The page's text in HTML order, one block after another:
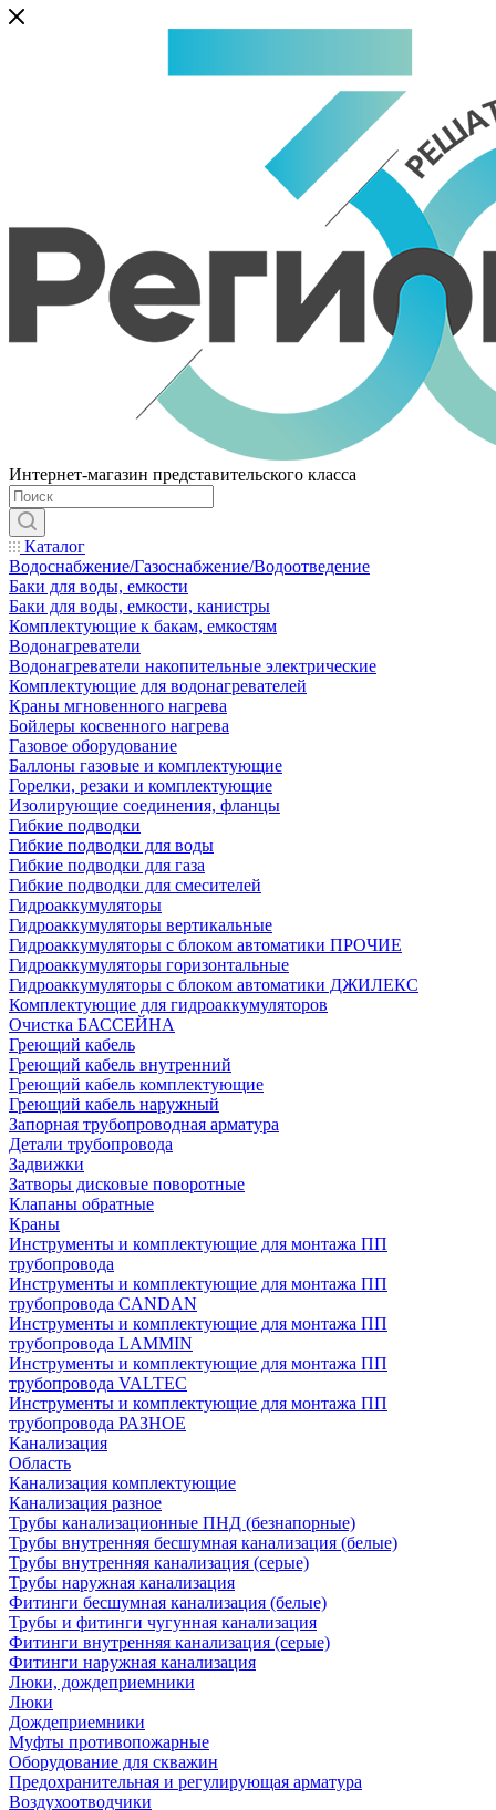
Интернет-магазин представительского класса
Каталог
Водоснабжение/Газоснабжение/Водоотведение
Баки для воды, емкости
Баки для воды, емкости, канистры
Комплектующие к бакам, емкостям
Водонагреватели
Водонагреватели накопительные электрические
Комплектующие для водонагревателей
Краны мгновенного нагрева
Бойлеры косвенного нагрева
Газовое оборудование
Баллоны газовые и комплектующие
Горелки, резаки и комплектующие
Изолирующие соединения, фланцы
Гибкие подводки
Гибкие подводки для воды
Гибкие подводки для газа
Гибкие подводки для смесителей
Гидроаккумуляторы
Гидроаккумуляторы вертикальные
Гидроаккумуляторы с блоком автоматики ПРОЧИЕ
Гидроаккумуляторы горизонтальные
Гидроаккумуляторы с блоком автоматики ДЖИЛЕКС
Комплектующие для гидроаккумуляторов
Очистка БАССЕЙНА
Греющий кабель
Греющий кабель внутренний
Греющий кабель комплектующие
Греющий кабель наружный
Запорная трубопроводная арматура
Детали трубопровода
Задвижки
Затворы дисковые поворотные
Клапаны обратные
Краны
Инструменты и комплектующие для монтажа ПП
трубопровода
Инструменты и комплектующие для монтажа ПП
трубопровода CANDAN
Инструменты и комплектующие для монтажа ПП
трубопровода LAMMIN
Инструменты и комплектующие для монтажа ПП
трубопровода VALTEC
Инструменты и комплектующие для монтажа ПП
трубопровода РАЗНОЕ
Канализация
Область
Канализация комплектующие
Канализация разное
Трубы канализационные ПНД (безнапорные)
Трубы внутренняя бесшумная канализация (белые)
Трубы внутренняя канализация (серые)
Трубы наружная канализация
Фитинги бесшумная канализация (белые)
Трубы и фитинги чугунная канализация
Фитинги внутренняя канализация (серые)
Фитинги наружная канализация
Люки, дождеприемники
Люки
Дождеприемники
Муфты противопожарные
Оборудование для скважин
Предохранительная и регулирующая арматура
Воздухоотводчики